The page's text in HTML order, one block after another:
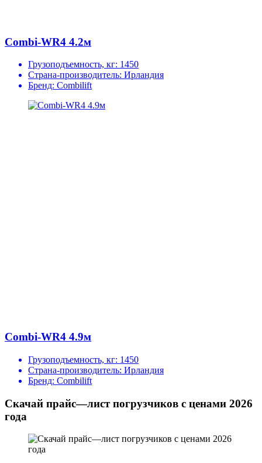
Combi-WR4 4.2м
Грузоподъемность, кг: 1450
Страна-производитель: Ирландия
Бренд: Combilift
Combi-WR4 4.9м
Грузоподъемность, кг: 1450
Страна-производитель: Ирландия
Бренд: Combilift
Скачай прайс—лист погрузчиков с ценами 2026
года